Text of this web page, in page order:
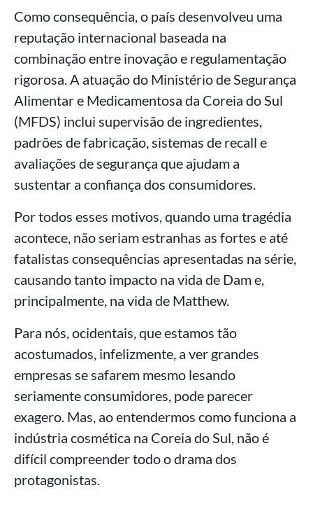
Como consequência, o país desenvolveu uma
reputação internacional baseada na
combinação entre inovação e regulamentação
rigorosa. A atuação do Ministério de Segurança
Alimentar e Medicamentosa da Coreia do Sul
(MFDS) inclui supervisão de ingredientes,
padrões de fabricação, sistemas de recall e
avaliações de segurança que ajudam a
sustentar a confiança dos consumidores.
Por todos esses motivos, quando uma tragédia
acontece, não seriam estranhas as fortes e até
fatalistas consequências apresentadas na série,
causando tanto impacto na vida de Dam e,
principalmente, na vida de Matthew.
Para nós, ocidentais, que estamos tão
acostumados, infelizmente, a ver grandes
empresas se safarem mesmo lesando
seriamente consumidores, pode parecer
exagero. Mas, ao entendermos como funciona a
indústria cosmética na Coreia do Sul, não é
difícil compreender todo o drama dos
protagonistas.